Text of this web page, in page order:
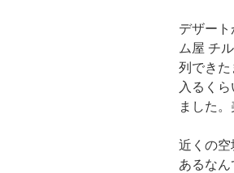
デザー
ム屋 チ
列できた
入るく
ました。
近くの空
あるなん